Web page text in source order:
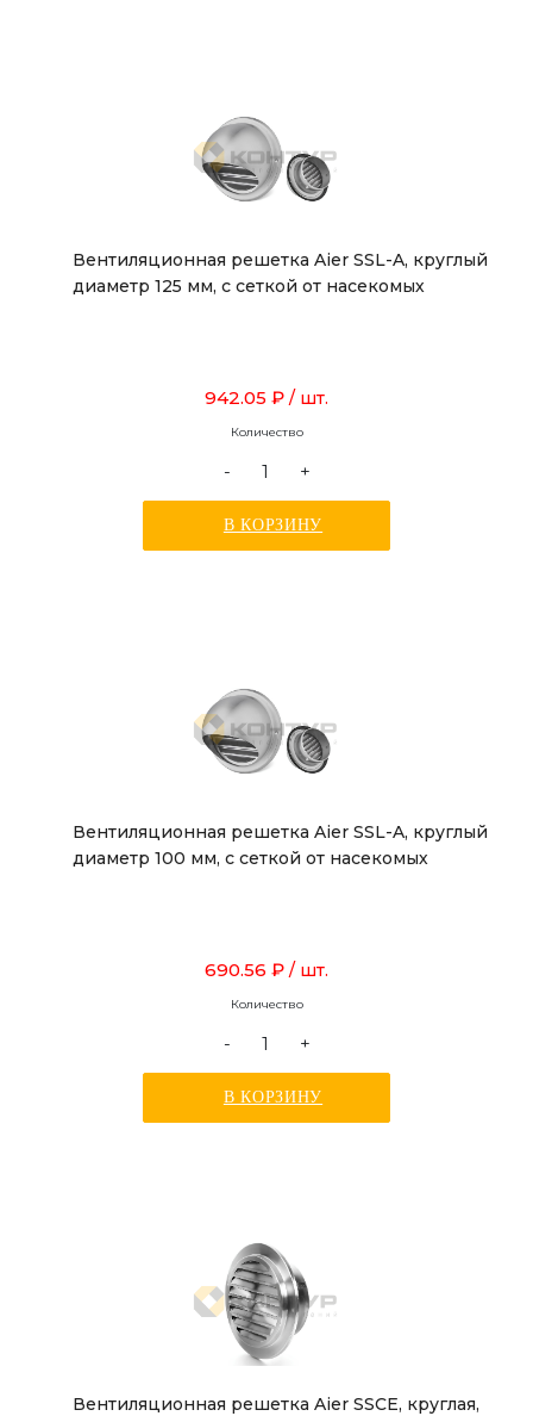
Вентиляционная решетка Aier SSL-A, круглый
диаметр 125 мм, с сеткой от насекомых
942.05 ₽ / шт.
Количество
- +
В КОРЗИНУ
Вентиляционная решетка Aier SSL-A, круглый
диаметр 100 мм, с сеткой от насекомых
690.56 ₽ / шт.
Количество
- +
В КОРЗИНУ
Вентиляционная решетка Aier SSCE, круглая,